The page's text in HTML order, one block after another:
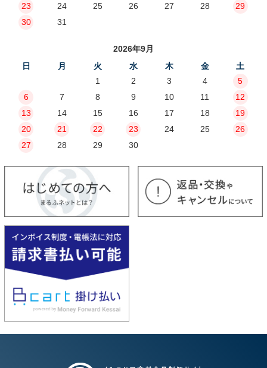
23
24 25 26 27 28
29
30
31
2026年9月
日
月 火 水 木 金
土
1
2 3 4
5
6
7 8 9 10 11
12
13
14 15 16 17 18
19
20
21 22 23 24 25
26
27
28 29 30